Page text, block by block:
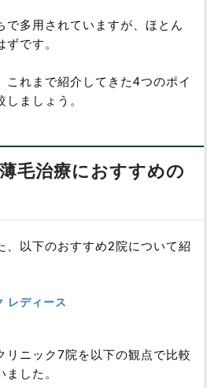
で多用されていますが、ほとん
ずです。
これまで紹介してきた4つのポイ
しましょう。
毛治療におすすめの
、以下のおすすめ2院について紹
レディース
リニック7院を以下の観点で比較
ました。